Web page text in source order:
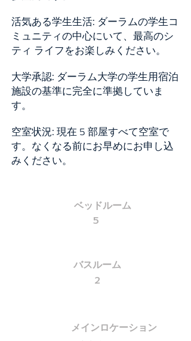
活気ある学生生活: ダーラムの学生コ
ミュニティの中心にいて、最高のシ
ティ ライフをお楽しみください。
大学承認: ダーラム大学の学生用宿泊
施設の基準に完全に準拠していま
す。
空室状況: 現在 5 部屋すべて空室で
す。なくなる前にお早めにお申し込
みください。
ベッドルーム
5
バスルーム
2
メインロケーション